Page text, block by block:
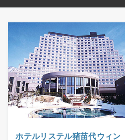
ホテルリステル猪苗代ウィン